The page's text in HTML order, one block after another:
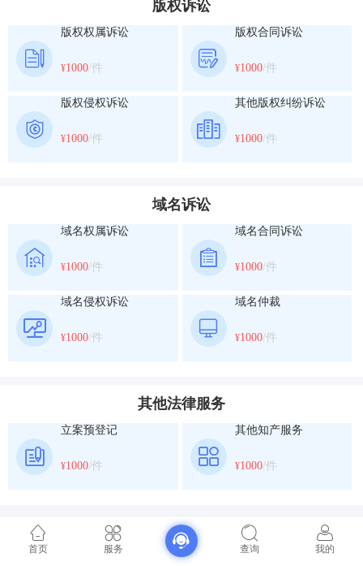
版权诉讼
版权权属诉讼
¥1000/件
版权合同诉讼
¥1000/件
版权侵权诉讼
¥1000/件
其他版权纠纷诉讼
¥1000/件
域名诉讼
域名权属诉讼
¥1000/件
域名合同诉讼
¥1000/件
域名侵权诉讼
¥1000/件
域名仲裁
¥1000/件
其他法律服务
立案预登记
¥1000/件
其他知产服务
¥1000/件
首页 服务 查询 我的